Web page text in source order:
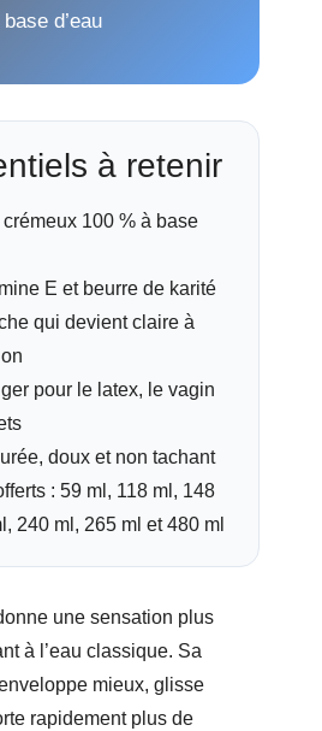
base d’eau
à retenir
crémeux 100 % à base
E et beurre de karité
qui devient claire à
pour le latex, le vagin
doux et non tachant
: 59 ml, 118 ml, 148
240 ml, 265 ml et 480 ml
une sensation plus
à l’eau classique. Sa
mieux, glisse
rapidement plus de